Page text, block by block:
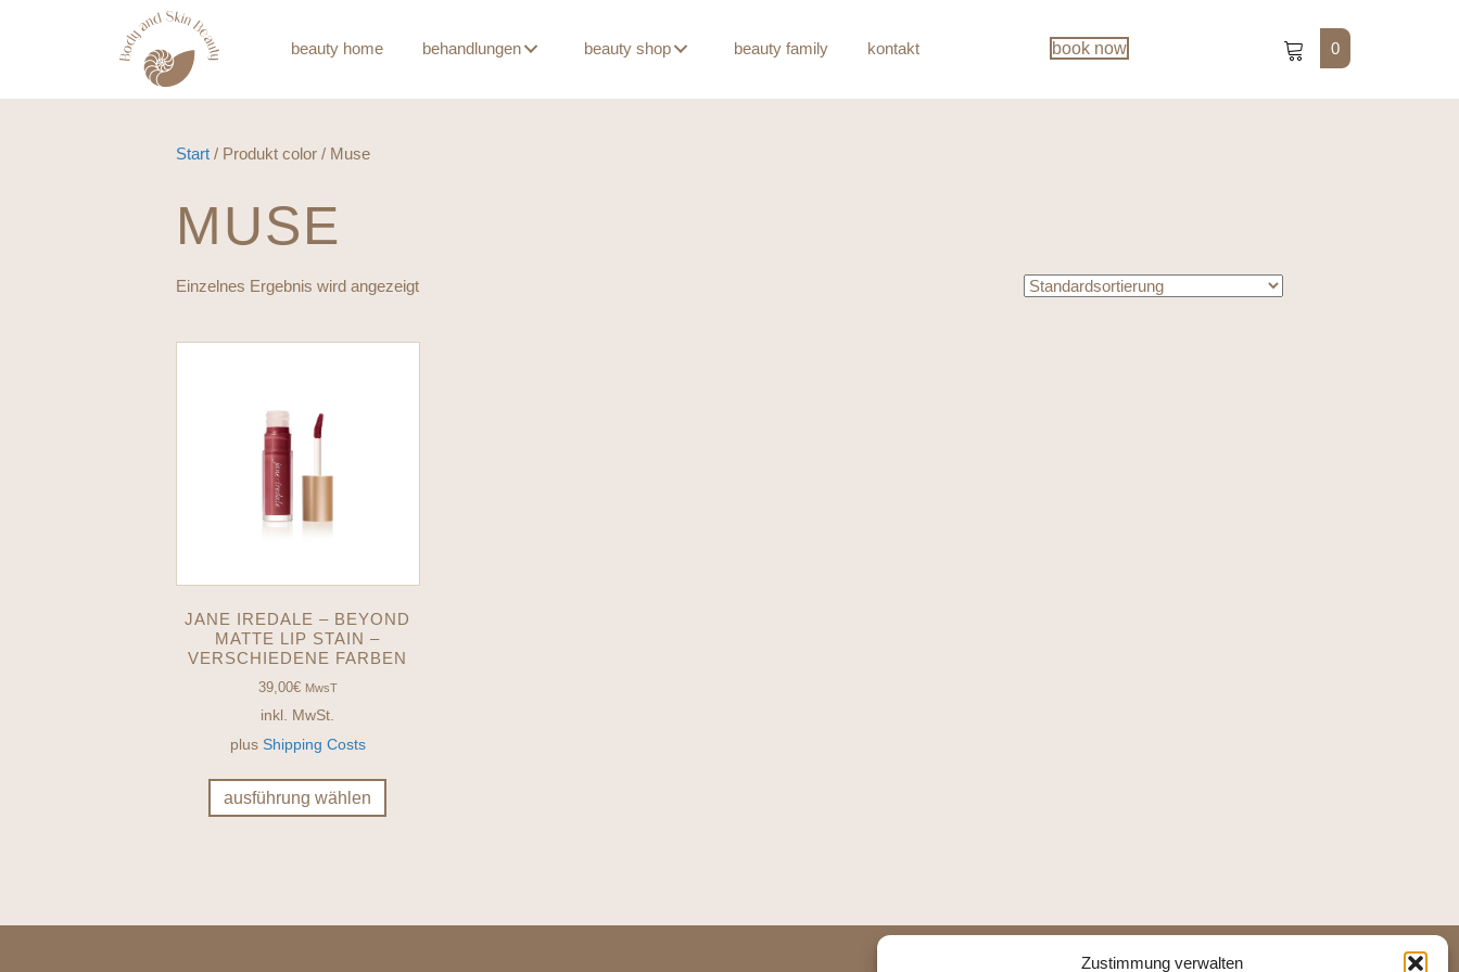
Zustimmung verwalten
beauty home behandlungen beauty shop beauty family kontakt book now 0
Start / Produkt color / Muse
MUSE
Einzelnes Ergebnis wird angezeigt
JANE IREDALE – BEYOND
MATTE LIP STAIN –
VERSCHIEDENE FARBEN
39,00€ MwsT
inkl. MwSt.
plus Shipping Costs
ausführung wählen
weist